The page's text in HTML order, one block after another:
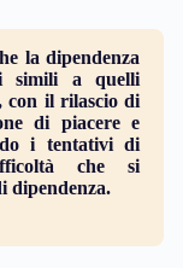
la dipendenza
simili a quelli
con il rilascio di
di piacere e
i tentativi di
che si
dipendenza.